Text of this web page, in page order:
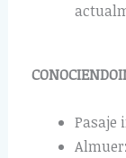
Pasaje